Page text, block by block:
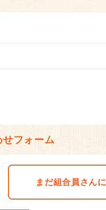
せフォーム
まだ組合員さんに